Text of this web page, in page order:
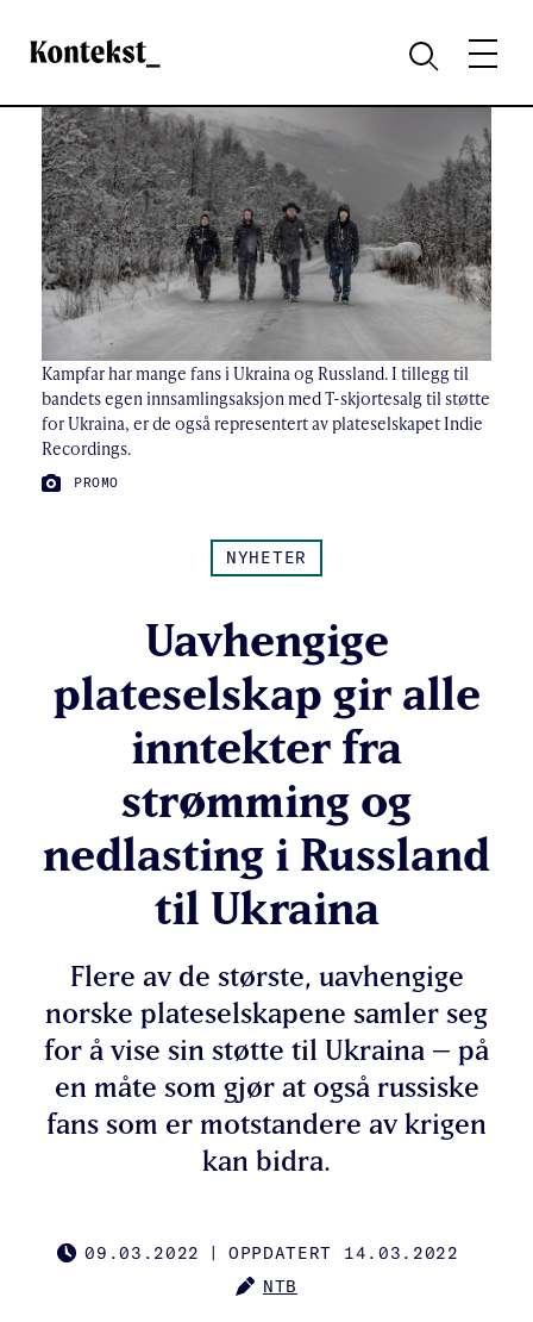
Kontekst
SØKMENY
Kampfar har mange fans i Ukraina og Russland. I tillegg til
bandets egen innsamlingsaksjon med T-skjortesalg til støtte
for Ukraina, er de også representert av plateselskapet Indie
Recordings.
FOTO:
PROMO
NYHETER
Uavhengige
plateselskap gir alle
inntekter fra
strømming og
nedlasting i Russland
til Ukraina
Flere av de største, uavhengige
norske plateselskapene samler seg
for å vise sin støtte til Ukraina – på
en måte som gjør at også russiske
fans som er motstandere av krigen
kan bidra.
PUBLISHED
09.03.2022 | OPPDATERT 14.03.2022
AUTHOR
NTB